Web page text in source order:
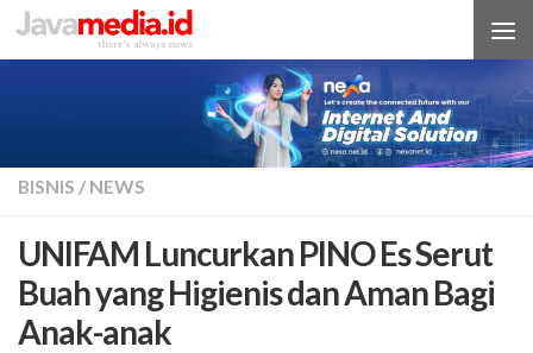
Skip to content
BISNIS / NEWS
UNIFAM Luncurkan PINO Es Serut
Buah yang Higienis dan Aman Bagi
Anak-anak